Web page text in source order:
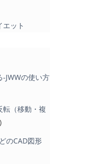
ット
JWWの使い方
転（移動・複
のCAD図形